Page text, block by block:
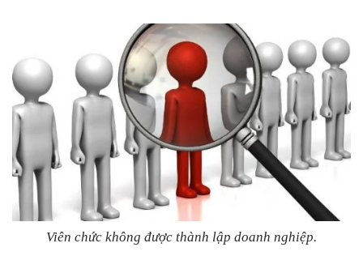
Viên chức không được thành lập doanh nghiệp.